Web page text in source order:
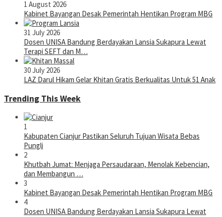
1 August 2026
Kabinet Bayangan Desak Pemerintah Hentikan Program MBG
31 July 2026
Dosen UNISA Bandung Berdayakan Lansia Sukapura Lewat
Terapi SEFT dan M…
30 July 2026
LAZ Darul Hikam Gelar Khitan Gratis Berkualitas Untuk 51 Anak
Trending This Week
1
Kabupaten Cianjur Pastikan Seluruh Tujuan Wisata Bebas
Pungli
2
Khutbah Jumat: Menjaga Persaudaraan, Menolak Kebencian,
dan Membangun …
3
Kabinet Bayangan Desak Pemerintah Hentikan Program MBG
4
Dosen UNISA Bandung Berdayakan Lansia Sukapura Lewat